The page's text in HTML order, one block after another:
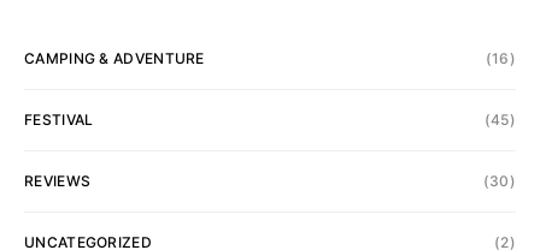
CAMPING & ADVENTURE (16)
FESTIVAL (45)
REVIEWS (30)
UNCATEGORIZED (2)